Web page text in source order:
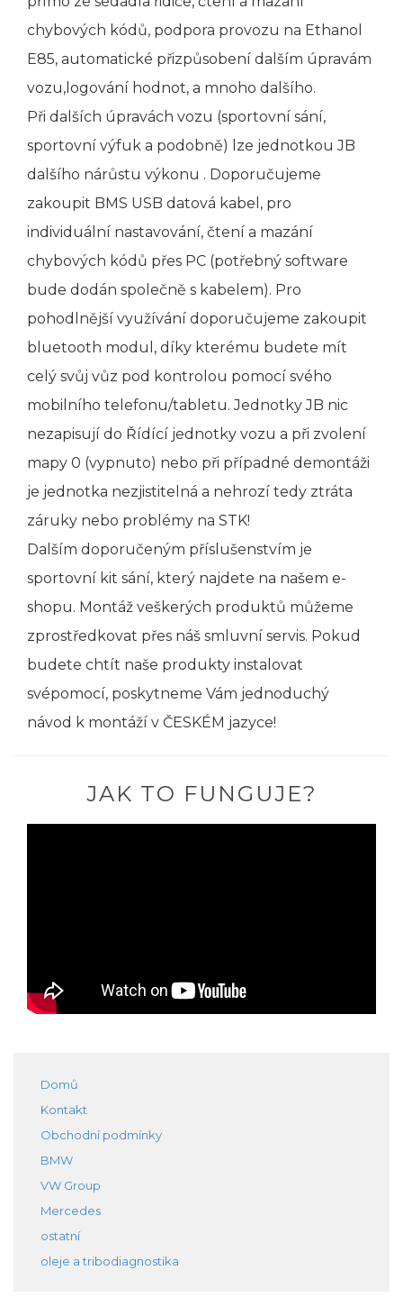
chybových kódů, podpora provozu na Ethanol
E85, automatické přizpůsobení dalším úpravám
vozu,logování hodnot, a mnoho dalšího.
Při dalších úpravách vozu (sportovní sání,
sportovní výfuk a podobně) lze jednotkou JB
dalšího nárůstu výkonu . Doporučujeme
zakoupit BMS USB datová kabel, pro
individuální nastavování, čtení a mazání
chybových kódů přes PC (potřebný software
bude dodán společně s kabelem). Pro
pohodlnější využívání doporučujeme zakoupit
bluetooth modul, díky kterému budete mít
celý svůj vůz pod kontrolou pomocí svého
mobilního telefonu/tabletu. Jednotky JB nic
nezapisují do Řídící jednotky vozu a při zvolení
mapy 0 (vypnuto) nebo při případné demontáži
je jednotka nezjistitelná a nehrozí tedy ztráta
záruky nebo problémy na STK!
Dalším doporučeným příslušenstvím je
sportovní kit sání, který najdete na našem e-
shopu. Montáž veškerých produktů můžeme
zprostředkovat přes náš smluvní servis. Pokud
budete chtít naše produkty instalovat
svépomocí, poskytneme Vám jednoduchý
návod k montáží v ČESKÉM jazyce!
JAK TO FUNGUJE?
Domů
Kontakt
Obchodní podmínky
BMW
VW Group
Mercedes
ostatní
oleje a tribodiagnostika